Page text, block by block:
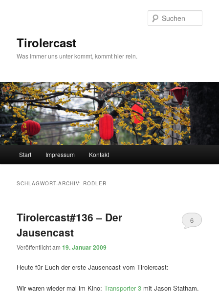
Tirolercast
Was immer uns unter kommt, kommt hier rein.
Start Impressum Kontakt
SCHLAGWORT-ARCHIV: RODLER
Tirolercast#136 – Der
Jausencast
Veröffentlicht am19. Januar 2009
6
Heute für Euch der erste Jausencast vom Tirolercast:
Wir waren wieder mal im Kino:Transporter 3 mit Jason Statham.